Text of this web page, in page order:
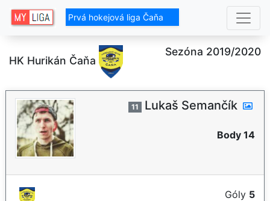
Prvá hokejová liga Čaňa
HK Hurikán Čaňa
Sezóna 2019/2020
11 Lukaš Semančík
Body 14
Góly 5